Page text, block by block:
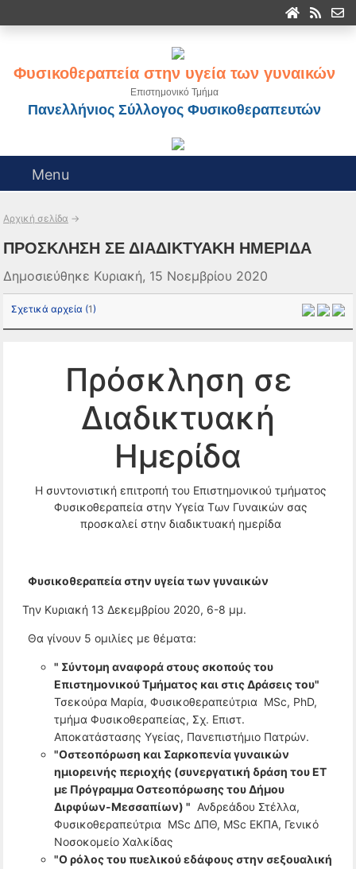
Φυσικοθεραπεία στην υγεία των γυναικών
Επιστημονικό Τμήμα
Πανελλήνιος Σύλλογος Φυσικοθεραπευτών
Menu
Αρχική σελίδα →
ΠΡΟΣΚΛΗΣΗ ΣΕ ΔΙΑΔΙΚΤΥΑΚΗ ΗΜΕΡΙΔΑ
Δημοσιεύθηκε Κυριακή, 15 Νοεμβρίου 2020
Σχετικά αρχεία (1)
Πρόσκληση σε
Διαδικτυακή
Ημερίδα
Η συντονιστική επιτροπή του Επιστημονικού τμήματος
Φυσικοθεραπεία στην Υγεία Των Γυναικών σας
προσκαλεί στην διαδικτυακή ημερίδα
Φυσικοθεραπεία στην υγεία των γυναικών
Την Κυριακή 13 Δεκεμβρίου 2020, 6-8 μμ.
Θα γίνουν 5 ομιλίες με θέματα:
" Σύντομη αναφορά στους σκοπούς του
Επιστημονικού Τμήματος και στις Δράσεις του"
Τσεκούρα Μαρία, Φυσικοθεραπεύτρια MSc, PhD,
τμήμα Φυσικοθεραπείας, Σχ. Επιστ.
Αποκατάστασης Υγείας, Πανεπιστήμιο Πατρών.
"Οστεοπόρωση και Σαρκοπενία γυναικών
ημιορεινής περιοχής (συνεργατική δράση του ΕΤ
με Πρόγραμμα Οστεοπόρωσης του Δήμου
Διρφύων-Μεσσαπίων) " Ανδρεάδου Στέλλα,
Φυσικοθεραπεύτρια MSc ΔΠΘ, MSc EKΠΑ, Γενικό
Νοσοκομείο Χαλκίδας
"Ο ρόλος του πυελικού εδάφους στην σεξουαλική